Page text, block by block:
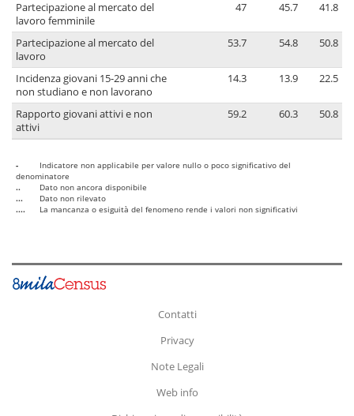
Partecipazione al mercato del
lavoro femminile
47 45.7 41.8
Partecipazione al mercato del
lavoro
53.7 54.8 50.8
Incidenza giovani 15-29 anni che
non studiano e non lavorano
14.3 13.9 22.5
Rapporto giovani attivi e non
attivi
59.2 60.3 50.8
-
Indicatore non applicabile per valore nullo o poco significativo del
denominatore
..
Dato non ancora disponibile
...
Dato non rilevato
....
La mancanza o esiguità del fenomeno rende i valori non significativi
Contatti
Privacy
Note Legali
Web info